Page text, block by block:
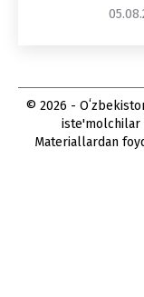
© 2026 -
iste'molchilar
Materiallardan